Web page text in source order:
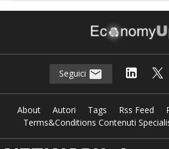
Seguici
About Autori Tags Rss Feed
Terms&Conditions Contenuti